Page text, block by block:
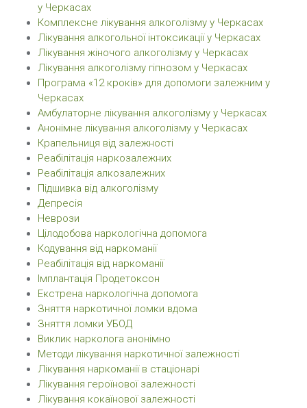
у Черкасах
Комплексне лікування алкоголізму у Черкасах
Лікування алкогольної інтоксикації у Черкасах
Лікування жіночого алкоголізму у Черкасах
Лікування алкоголізму гіпнозом у Черкасах
Програма «12 кроків» для допомоги залежним у
Черкасах
Амбулаторне лікування алкоголізму у Черкасах
Анонімне лікування алкоголізму у Черкасах
Крапельниця від залежності
Реабілітація наркозалежних
Реабілітація алкозалежних
Підшивка від алкоголізму
Депресія
Неврози
Цілодобова наркологічна допомога
Кодування від наркоманії
Реабілітація від наркоманії
Імплантація Продетоксон
Екстрена наркологічна допомога
Зняття наркотичної ломки вдома
Зняття ломки УБОД
Виклик нарколога анонімно
Методи лікування наркотичної залежності
Лікування наркоманії в стаціонарі
Лікування героїнової залежності
Лікування кокаїнової залежності